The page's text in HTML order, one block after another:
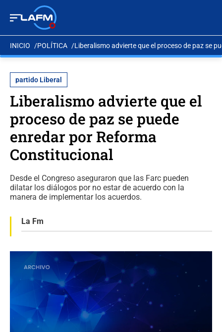
INICIO POLÍTICA Liberalismo advierte que el proceso de paz se
partido Liberal
Liberalismo advierte que el
proceso de paz se puede
enredar por Reforma
Constitucional
Desde el Congreso aseguraron que las Farc pueden
dilatar los diálogos por no estar de acuerdo con la
manera de implementar los acuerdos.
La Fm